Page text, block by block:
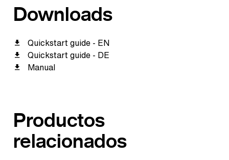
Downloads
Quickstart guide - EN
Quickstart guide - DE
Manual
Productos
relacionados